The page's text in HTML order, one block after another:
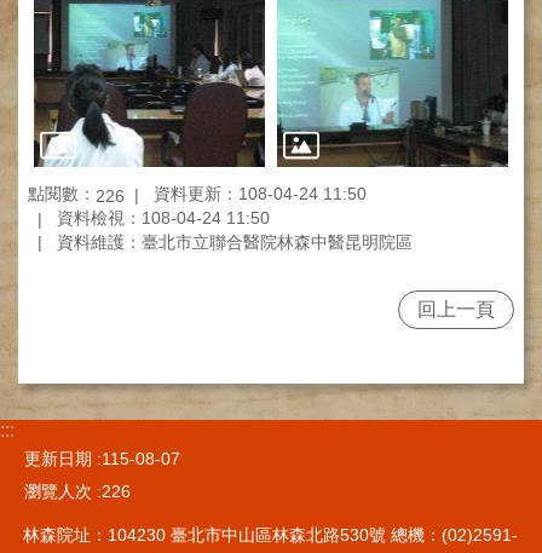
網
掛
號
就
醫
指
際
交
訓
練
心
點閱數： 226
資料更新：108-04-24 11:50
資料檢視：108-04-24 11:50
資料維護：臺北市立聯合醫院林森中醫昆明院區
回上一頁
:::
更新日期
115-08-07
瀏覽人次
226
林森院址：104230 臺北市中山區林森北路530號 總機：(02)2591-